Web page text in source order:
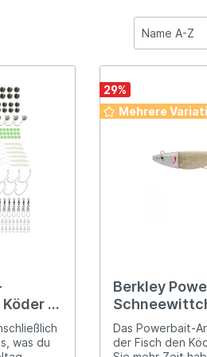
Tackle
Liegen &
Schnüre
Sets
Ruten
Taschen &
Blei &
Sets
Rollen
Taschen &
Schnüre
Ruten
Vorfächer &
Pen-Ruten
Strandruten
Winkle Picker
Zelte &
Festival
DAM
Eurocatch
FISH-XPRO
JVS
Legendfossil
–
–
was du
29%
Mehrere
Berkley
Shad
Das Powerbait-
der Fisch den